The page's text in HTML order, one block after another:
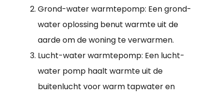
Grond-water warmtepomp: Een grond-
water oplossing benut warmte uit de
aarde om de woning te verwarmen.
Lucht-water warmtepomp: Een lucht-
water pomp haalt warmte uit de
buitenlucht voor warm tapwater en